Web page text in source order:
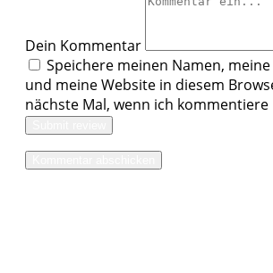
Dein Kommentar
Speichere meinen Namen,
und meine Website in diesem
nächste Mal, wenn ich kommentiere